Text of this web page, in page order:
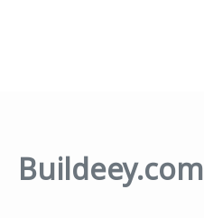
Buildeey.com